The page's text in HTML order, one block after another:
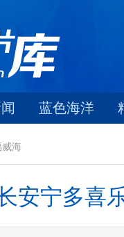
蓝色海洋
威海
安宁多喜